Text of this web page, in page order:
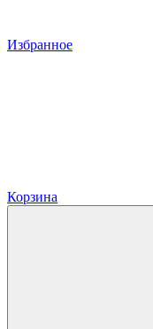
Избранное
Корзина